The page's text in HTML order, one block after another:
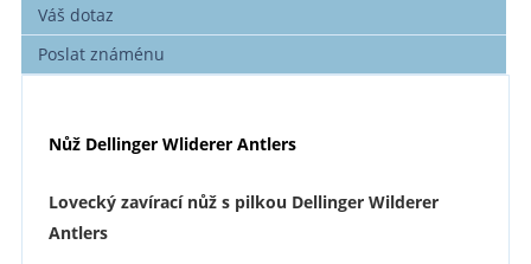
Váš dotaz
Poslat známénu
Nůž Dellinger Wliderer Antlers
Lovecký zavírací nůž s pilkou Dellinger Wilderer
Antlers